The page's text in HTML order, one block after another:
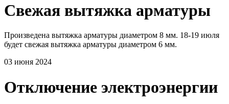
Свежая вытяжка арматуры
Произведена вытяжка арматуры диаметром 8 мм. 18-19 июля
будет свежая вытяжка арматуры диаметром 6 мм.
03 июня 2024
Отключение электроэнергии